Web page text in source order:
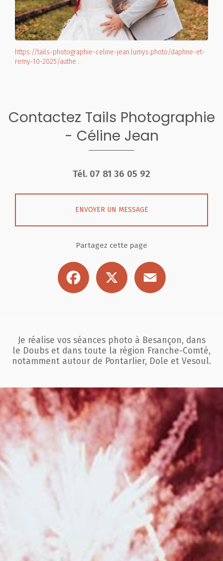
https://tails-photographie-celine-jean.lumys.photo/daphne-et-
remy-10-2025/authe…
Contactez Tails Photographie
- Céline Jean
Tél. 07 81 36 05 92
ENVOYER UN MESSAGE
Partagez cette page
Facebook
Je réalise vos séances photo à Besançon, dans
le Doubs et dans toute la région Franche-Comté,
notamment autour de Pontarlier, Dole et Vesoul.